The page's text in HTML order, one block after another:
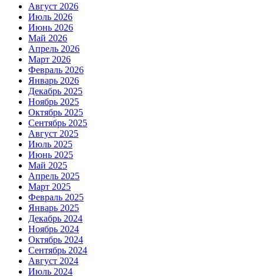
Август 2026
Июль 2026
Июнь 2026
Май 2026
Апрель 2026
Март 2026
Февраль 2026
Январь 2026
Декабрь 2025
Ноябрь 2025
Октябрь 2025
Сентябрь 2025
Август 2025
Июль 2025
Июнь 2025
Май 2025
Апрель 2025
Март 2025
Февраль 2025
Январь 2025
Декабрь 2024
Ноябрь 2024
Октябрь 2024
Сентябрь 2024
Август 2024
Июль 2024